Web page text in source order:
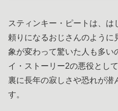
スティンキー・ピートは、
頼りになるおじさんのように
象が変わって驚いた人も多い
イ・ストーリー2の悪役とし
裏に長年の寂しさや恐れが潜
す。